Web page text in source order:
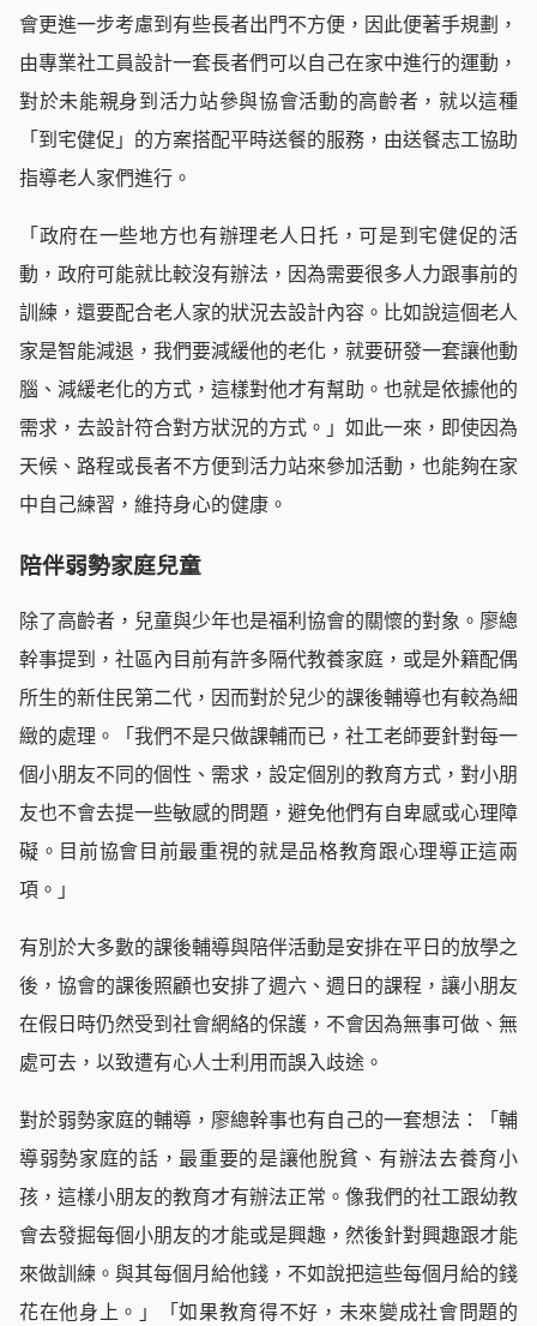
會更進一步考慮到有些長者出門不方便，因此便著手規劃，
由專業社工員設計一套長者們可以自己在家中進行的運動，
對於未能親身到活力站參與協會活動的高齡者，就以這種
「到宅健促」的方案搭配平時送餐的服務，由送餐志工協助
指導老人家們進行。
「政府在一些地方也有辦理老人日托，可是到宅健促的活
動，政府可能就比較沒有辦法，因為需要很多人力跟事前的
訓練，還要配合老人家的狀況去設計內容。比如說這個老人
家是智能減退，我們要減緩他的老化，就要研發一套讓他動
腦、減緩老化的方式，這樣對他才有幫助。也就是依據他的
需求，去設計符合對方狀況的方式。」如此一來，即使因為
天候、路程或長者不方便到活力站來參加活動，也能夠在家
中自己練習，維持身心的健康。
陪伴弱勢家庭兒童
除了高齡者，兒童與少年也是福利協會的關懷的對象。廖總
幹事提到，社區內目前有許多隔代教養家庭，或是外籍配偶
所生的新住民第二代，因而對於兒少的課後輔導也有較為細
緻的處理。「我們不是只做課輔而已，社工老師要針對每一
個小朋友不同的個性、需求，設定個別的教育方式，對小朋
友也不會去提一些敏感的問題，避免他們有自卑感或心理障
礙。目前協會目前最重視的就是品格教育跟心理導正這兩
項。」
有別於大多數的課後輔導與陪伴活動是安排在平日的放學之
後，協會的課後照顧也安排了週六、週日的課程，讓小朋友
在假日時仍然受到社會網絡的保護，不會因為無事可做、無
處可去，以致遭有心人士利用而誤入歧途。
對於弱勢家庭的輔導，廖總幹事也有自己的一套想法：「輔
導弱勢家庭的話，最重要的是讓他脫貧、有辦法去養育小
孩，這樣小朋友的教育才有辦法正常。像我們的社工跟幼教
會去發掘每個小朋友的才能或是興趣，然後針對興趣跟才能
來做訓練。與其每個月給他錢，不如說把這些每個月給的錢
花在他身上。」「如果教育得不好，未來變成社會問題的